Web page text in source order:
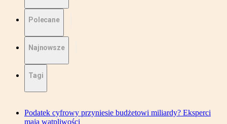
Polecane
Najnowsze
Tagi
Podatek cyfrowy przyniesie budżetowi miliardy? Eksperci
mają wątpliwości